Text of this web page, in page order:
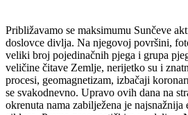
Približavamo se maksimumu Sunčeve
doslovce divlja. Na njegovoj površini,
veliki broj pojedinačnih pjega i grupa
veličine čitave Zemlje, nerijetko su i
procesi, geomagnetizam, izbačaji
se svakodnevno. Upravo ovih dana na
okrenuta nama zabilježena je